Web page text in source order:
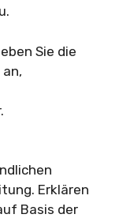
Sie die
Erklären
Basis der